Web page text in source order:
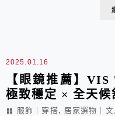
2025.01.16
【眼鏡推薦】
極致穩定 × 全天候
服飾︱穿搭, 居家選物︱文